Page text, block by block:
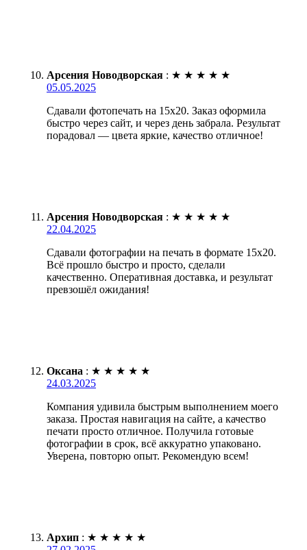
Арсения Новодворская : ★ ★ ★ ★ ★
05.05.2025
Сдавали фотопечать на 15х20. Заказ оформила
быстро через сайт, и через день забрала. Результат
порадовал — цвета яркие, качество отличное!
Арсения Новодворская : ★ ★ ★ ★ ★
22.04.2025
Сдавали фотографии на печать в формате 15х20.
Всё прошло быстро и просто, сделали
качественно. Оперативная доставка, и результат
превзошёл ожидания!
Оксана : ★ ★ ★ ★ ★
24.03.2025
Компания удивила быстрым выполнением моего
заказа. Простая навигация на сайте, а качество
печати просто отличное. Получила готовые
фотографии в срок, всё аккуратно упаковано.
Уверена, повторю опыт. Рекомендую всем!
Архип : ★ ★ ★ ★ ★